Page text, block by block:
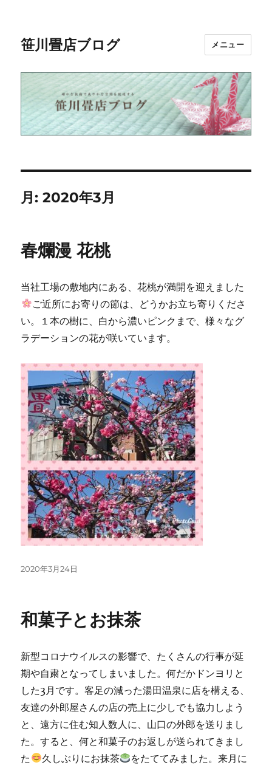
笹川畳店ブログ メニュー
月:2020年3月
春爛漫 花桃
当社工場の敷地内にある、花桃が満開を迎えました
ご近所にお寄りの節は、どうかお立ち寄りくださ
い。１本の樹に、白から濃いピンクまで、様々なグ
ラデーションの花が咲いています。
投
2020年3月24日
和菓子とお抹茶
新型コロナウイルスの影響で、たくさんの行事が延
期や自粛となってしまいました。何だかドンヨリと
した3月です。客足の減った湯田温泉に店を構える、
友達の外郎屋さんの店の売上に少しでも協力しよう
と、遠方に住む知人数人に、山口の外郎を送りまし
た。すると、何と和菓子のお返しが送られてきまし
た
久しぶりにお抹茶
をたててみました。来月に